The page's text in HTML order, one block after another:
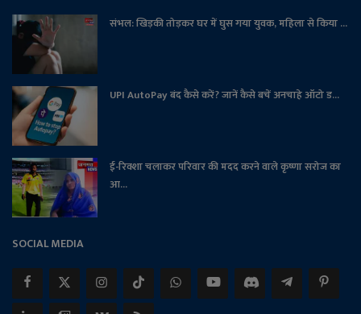
संभल: खिड़की तोड़कर घर में घुस गया युवक, महिला से किया ...
UPI AutoPay बंद कैसे करें? जानें कैसे बचें अनचाहे ऑटो ड...
ई-रिक्शा चलाकर परिवार की मदद करने वाले कृष्णा सरोज का
आ...
SOCIAL MEDIA